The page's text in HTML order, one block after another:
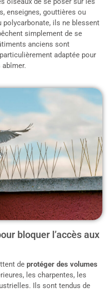
enseignes, gouttières ou
ils ne blessent
simplement de se
anciens sont
adaptée pour
bloquer l’accès aux
de protéger des volumes
les charpentes, les
Ils sont tendus de